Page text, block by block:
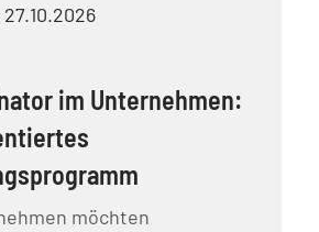
im Unternehmen:
möchten